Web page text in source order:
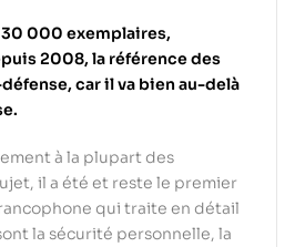
30 000 exemplaires,
2008, la référence des
car il va bien au-delà
à la plupart des
il a été et reste le premier
qui traite en détail
la sécurité personnelle, la